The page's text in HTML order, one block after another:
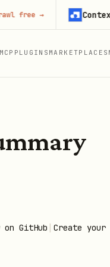
MCP PLUGINS MARKETPLACES
on GitHub | Create
→ Context.dev